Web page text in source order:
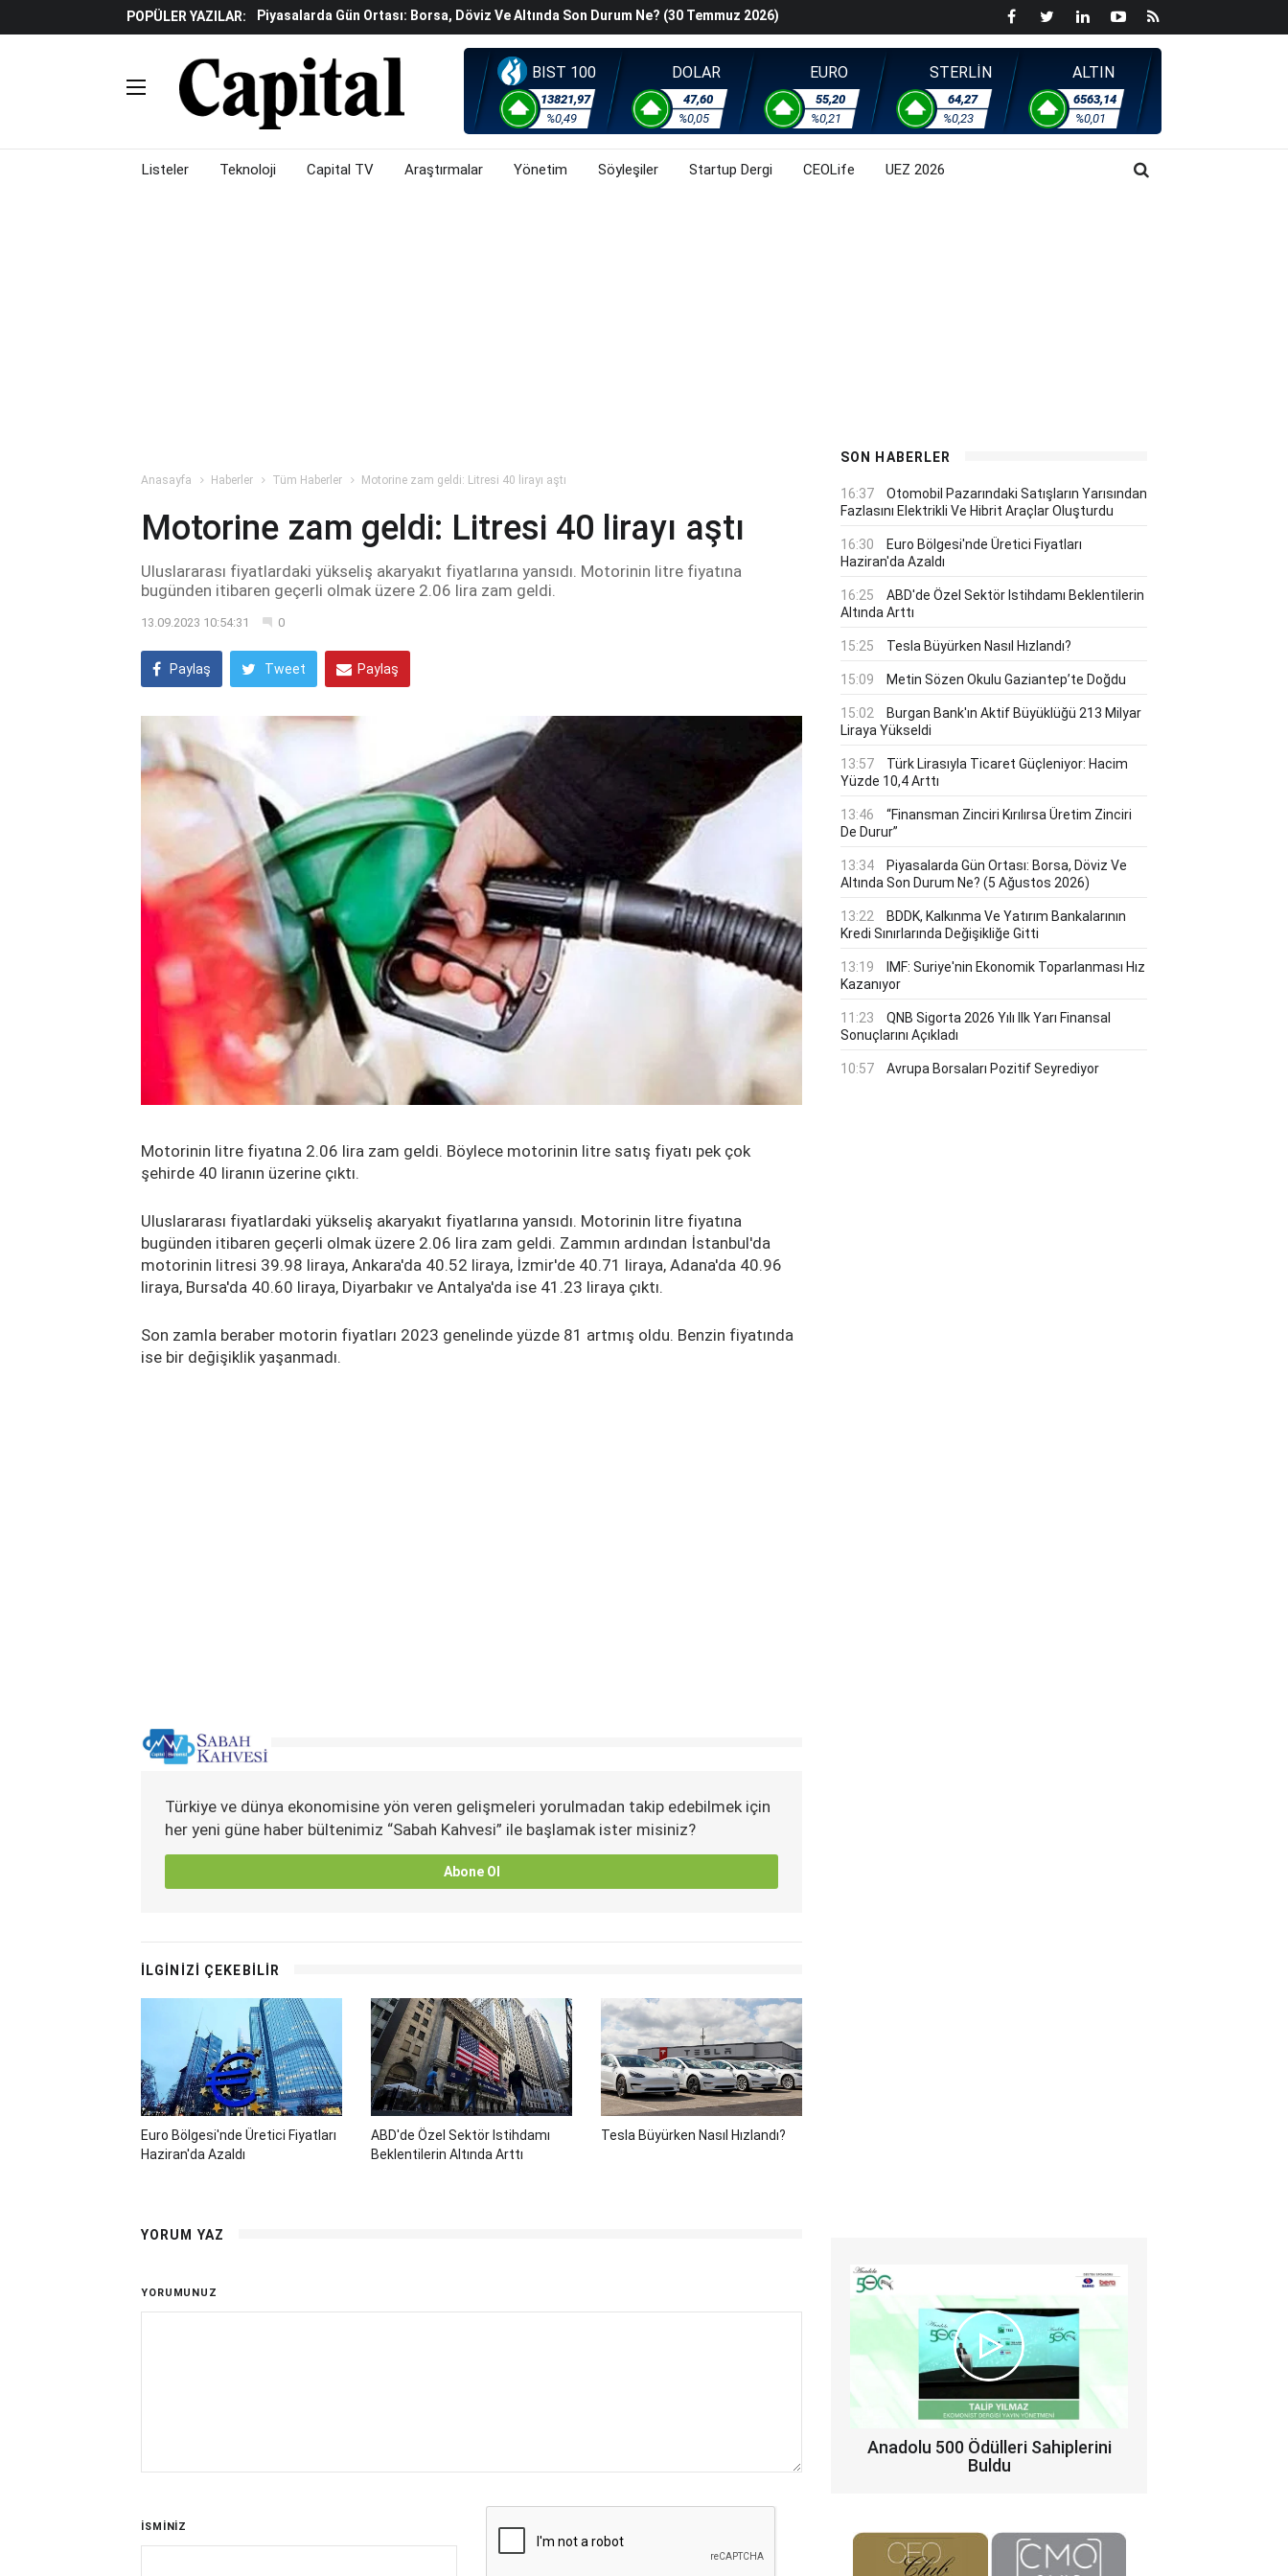
POPÜLER YAZILAR:
İş Dünyasının Acı Kaybı: Orhan Z. Diren Hayatını Kaybetti
Döviz Ve Altın Güne Nasıl Başladı? (30 Temmuz 2026)
Avrupa'da Yatırım Yapmak Isteyenlere Yeni Alternatif: Fransa
Küresel Piyasalarda Fed'e Ilişkin Belirsizlikler Ve Jeopolitik Gerilimlerden Kaynaklı
Satış Baskısı Hakim
Piyasalarda Gün Ortası: Borsa, Döviz Ve Altında Son Durum Ne? (30 Temmuz 2026)
BIST 100
13821,97
%0,49
DOLAR
47,60
%0,05
EURO
55,20
%0,21
STERLİN
64,27
%0,23
ALTIN
6563,14
%0,01
Listeler Teknoloji Capital TV Araştırmalar Yönetim Söyleşiler Startup Dergi CEOLife UEZ 2026
Anasayfa Haberler Tüm Haberler Motorine zam geldi: Litresi 40 lirayı aştı
Motorine zam geldi: Litresi 40 lirayı aştı
Uluslararası fiyatlardaki yükseliş akaryakıt fiyatlarına yansıdı. Motorinin litre fiyatına
bugünden itibaren geçerli olmak üzere 2.06 lira zam geldi.
13.09.2023 10:54:31 0
Paylaş Tweet Paylaş
Motorinin litre fiyatına 2.06 lira zam geldi. Böylece motorinin litre satış fiyatı pek çok
şehirde 40 liranın üzerine çıktı.
Uluslararası fiyatlardaki yükseliş akaryakıt fiyatlarına yansıdı. Motorinin litre fiyatına
bugünden itibaren geçerli olmak üzere 2.06 lira zam geldi. Zammın ardından İstanbul'da
motorinin litresi 39.98 liraya, Ankara'da 40.52 liraya, İzmir'de 40.71 liraya, Adana'da 40.96
liraya, Bursa'da 40.60 liraya, Diyarbakır ve Antalya'da ise 41.23 liraya çıktı.
Son zamla beraber motorin fiyatları 2023 genelinde yüzde 81 artmış oldu. Benzin fiyatında
ise bir değişiklik yaşanmadı.
Türkiye ve dünya ekonomisine yön veren gelişmeleri yorulmadan takip edebilmek için
her yeni güne haber bültenimiz “Sabah Kahvesi” ile başlamak ister misiniz?
Abone Ol
İLGİNİZİ ÇEKEBİLİR
Euro Bölgesi'nde Üretici Fiyatları
Haziran'da Azaldı
ABD'de Özel Sektör Istihdamı
Beklentilerin Altında Arttı
Tesla Büyürken Nasıl Hızlandı?
YORUM YAZ
YORUMUNUZ
İSMİNİZ
SON HABERLER
16:37
Otomobil Pazarındaki Satışların Yarısından
Fazlasını Elektrikli Ve Hibrit Araçlar Oluşturdu
16:30
Euro Bölgesi'nde Üretici Fiyatları
Haziran'da Azaldı
16:25
ABD'de Özel Sektör Istihdamı Beklentilerin
Altında Arttı
15:25 Tesla Büyürken Nasıl Hızlandı?
15:09 Metin Sözen Okulu Gaziantep’te Doğdu
15:02
Burgan Bank'ın Aktif Büyüklüğü 213 Milyar
Liraya Yükseldi
13:57
Türk Lirasıyla Ticaret Güçleniyor: Hacim
Yüzde 10,4 Arttı
13:46
“Finansman Zinciri Kırılırsa Üretim Zinciri
De Durur”
13:34
Piyasalarda Gün Ortası: Borsa, Döviz Ve
Altında Son Durum Ne? (5 Ağustos 2026)
13:22
BDDK, Kalkınma Ve Yatırım Bankalarının
Kredi Sınırlarında Değişikliğe Gitti
13:19
IMF: Suriye'nin Ekonomik Toparlanması Hız
Kazanıyor
11:23
QNB Sigorta 2026 Yılı Ilk Yarı Finansal
Sonuçlarını Açıkladı
10:57 Avrupa Borsaları Pozitif Seyrediyor
Anadolu 500 Ödülleri Sahiplerini
Buldu